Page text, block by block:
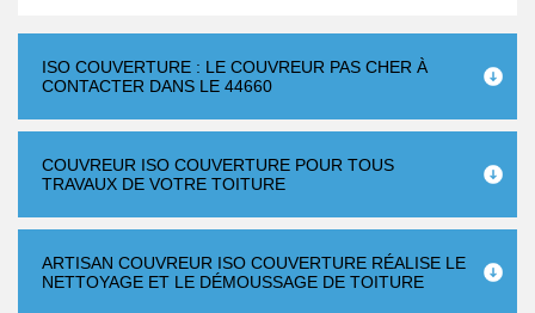
ISO COUVERTURE : LE COUVREUR PAS CHER À
CONTACTER DANS LE 44660
COUVREUR ISO COUVERTURE POUR TOUS
TRAVAUX DE VOTRE TOITURE
ARTISAN COUVREUR ISO COUVERTURE RÉALISE LE
NETTOYAGE ET LE DÉMOUSSAGE DE TOITURE